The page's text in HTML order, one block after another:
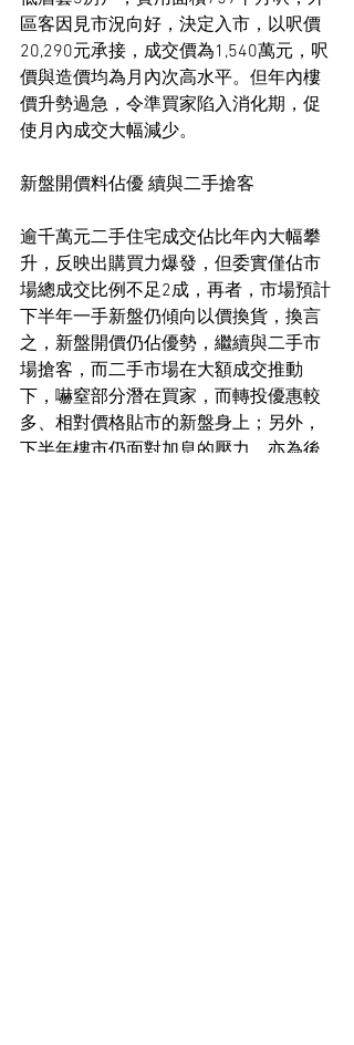
區客因見市況向好，決定入市，以呎價
20,290元承接，成交價為1,540萬元，呎
價與造價均為月內次高水平。但年內樓
價升勢過急，令準買家陷入消化期，促
使月內成交大幅減少。
新盤開價料佔優 續與二手搶客
逾千萬元二手住宅成交佔比年內大幅攀
升，反映出購買力爆發，但委實僅佔市
場總成交比例不足2成，再者，市場預計
下半年一手新盤仍傾向以價換貨，換言
之，新盤開價仍佔優勢，繼續與二手市
場搶客，而二手市場在大額成交推動
下，嚇窒部分潛在買家，而轉投優惠較
多、相對價格貼市的新盤身上；另外，
下半年樓市仍面對加息的壓力，亦為後